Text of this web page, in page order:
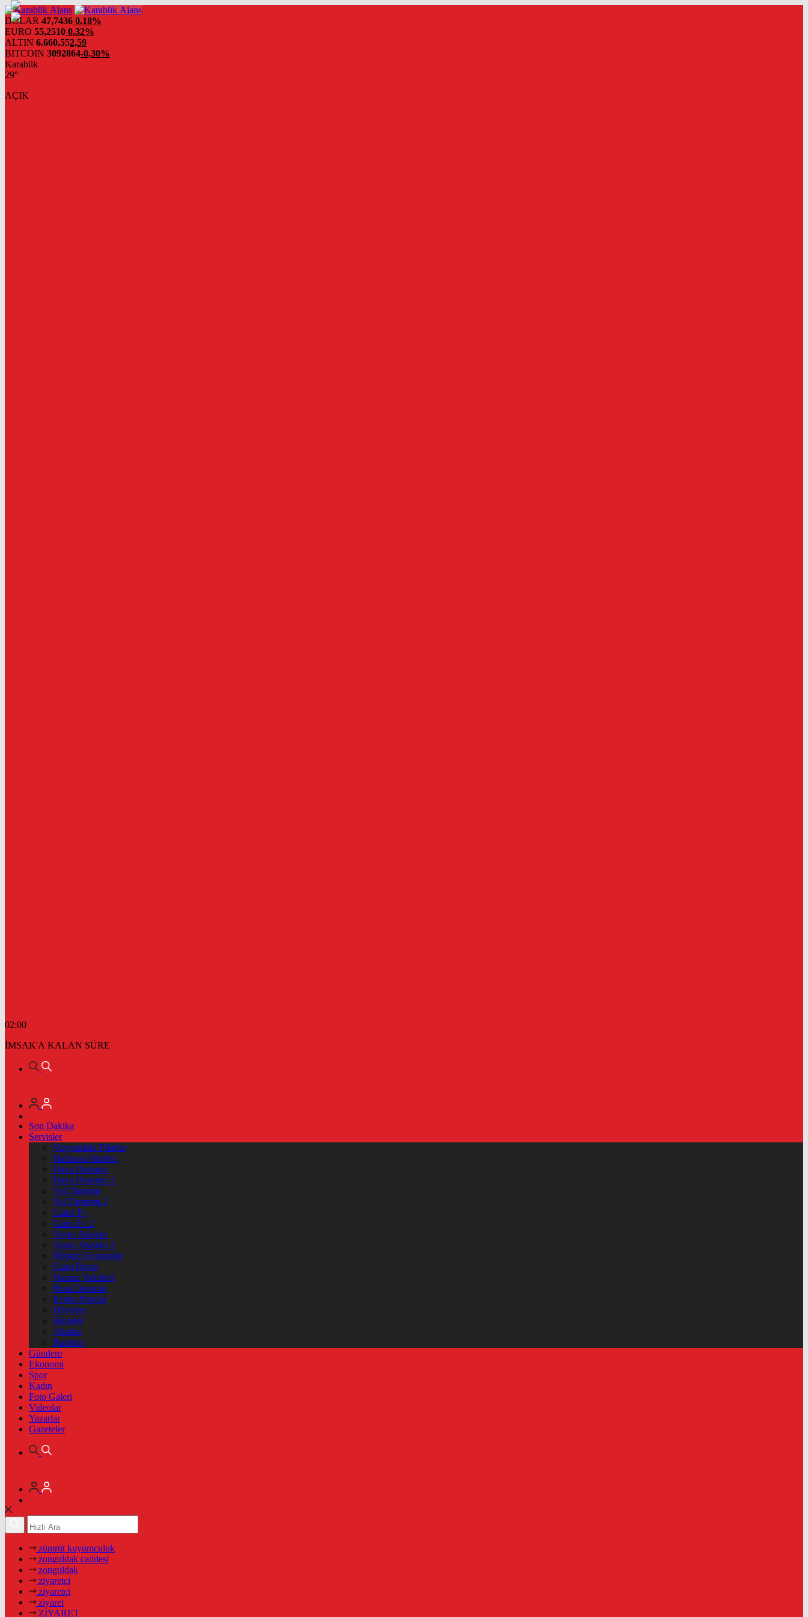
DOLAR 47,7436 0.18%
EURO 55,2510 0.32%
ALTIN 6.660,552,59
BITCOIN 3092864-0,30%
Karabük
29°
AÇIK
02:00
İMSAK'A KALAN SÜRE
Son Dakika
Servisler
Vizyondaki Filmler
Haftanin Filmleri
Hava Durumu
Hava Durumu 2
Yol Durumu
Yol Durumu 2
Canlı Tv
Canlı Tv 2
Yayın Akışları
Yayın Akışları 2
Nöbetçi Eczaneler
Canlı Borsa
Namaz Vakitleri
Puan Durumu
Kripto Paralar
Dövizler
Hisseler
Altınlar
Pariteler
Gündem
Ekonomi
Spor
Kadın
Foto Galeri
Videolar
Yazarlar
Gazeteler
zümrüt kuyumculuk
zonguldak caddesi
zonguldak
ziyaretci
ziyaretçi
ziyaret
ZİYARET